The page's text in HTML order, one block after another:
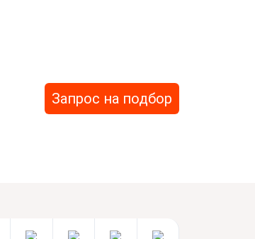
Запрос на подбор